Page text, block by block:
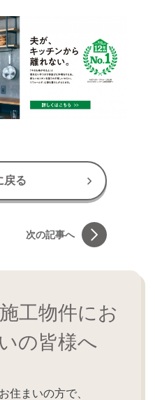
戻る
次の記事へ
工物件にお
の皆様へ
住まいの方で、